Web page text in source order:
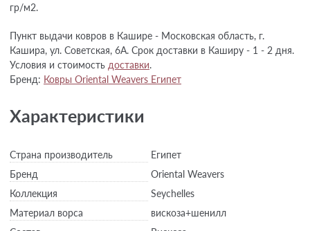
гр/м2.
Пункт выдачи ковров в Кашире - Московская область, г.
Кашира, ул. Советская, 6А. Срок доставки в Каширу - 1 - 2 дня.
Условия и стоимость доставки.
Бренд: Ковры Oriental Weavers Египет
Характеристики
Страна производитель
Египет
Бренд
Oriental Weavers
Коллекция
Seychelles
Материал ворса
вискоза+шенилл